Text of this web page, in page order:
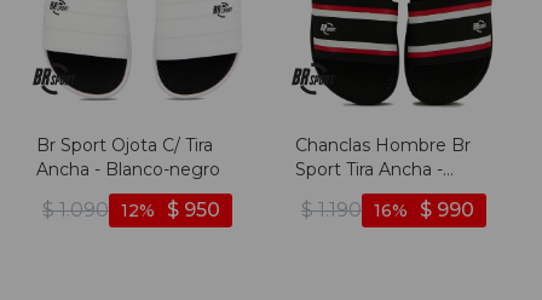
Br Sport Ojota C/ Tira
Ancha - Blanco-negro
$ 1.090 $ 950
12
Chanclas Hombre Br
Sport Tira Ancha -
Negro-blanco
$ 1.190 $ 990
16